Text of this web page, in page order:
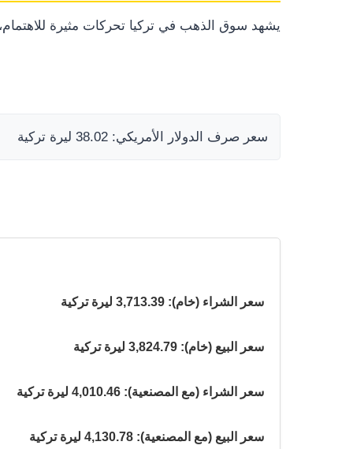
يشهد سوق الذهب في تركيا تحركات مثيرة
سعر صرف الدولار الأمريكي: 38.02 ليرة تركية
سعر الشراء (خام): 3,713.39 ليرة تركية
سعر البيع (خام): 3,824.79 ليرة تركية
سعر الشراء (مع المصنعية): 4,010.46 ليرة تركية
سعر البيع (مع المصنعية): 4,130.78 ليرة تركية